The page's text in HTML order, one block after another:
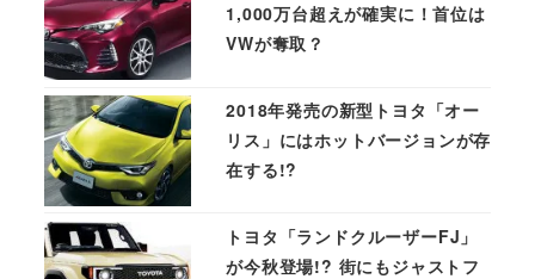
1,000万台超えが確実に！首位は
VWが奪取？
2018年発売の新型トヨタ「オー
リス」にはホットバージョンが存
在する!?
トヨタ「ランドクルーザーFJ」
が今秋登場!? 街にもジャストフ